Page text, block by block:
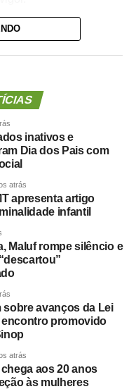
ou registrar
quem oferece, troca,
esse tipo de
ou
a quatro anos para
anos quem acessar ou
pela internet
finalidade sexual.
anos para três a
assediar, convidar,
anos com finalidade
três a cinco anos
de criança ou
sexual por meio
inclusive com IA.
inativos e
Dia dos Pais com
atrás
apresenta artigo
infantil
Maluf rompe silêncio e
sobre avanços da Lei
encontro promovido
atrás
aos 20 anos
às mulheres